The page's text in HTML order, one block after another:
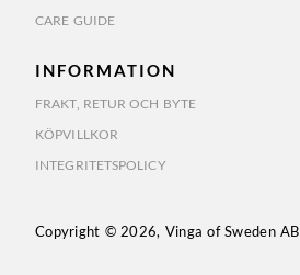
CARE GUIDE
INFORMATION
FRAKT, RETUR OCH BYTE
KÖPVILLKOR
INTEGRITETSPOLICY
Copyright © 2026, Vinga of Sweden AB